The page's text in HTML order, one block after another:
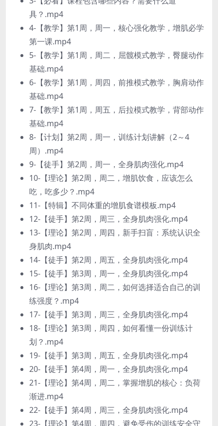
具？.mp4
4-【教学】第1周，周一，核心强化教学，增肌必学
第一课.mp4
5-【教学】第1周，周二，屈髋模式教学，臀腿动作
基础.mp4
6-【教学】第1周，周四，前推模式教学，胸肩动作
基础.mp4
7-【教学】第1周，周五，后拉模式教学，背部动作
基础.mp4
8-【计划】第2周，周一，训练计划讲解（2～4
周）.mp4
9-【徒手】第2周，周一，全身肌肉强化.mp4
10-【理论】第2周，周二，增肌饮食，应该怎么
吃，吃多少？.mp4
11-【特辑】不同体重的增肌食谱模板.mp4
12-【徒手】第2周，周三，全身肌肉强化.mp4
13-【理论】第2周，周四，新手扫盲：系统认识全
身肌肉.mp4
14-【徒手】第2周，周五，全身肌肉强化.mp4
15-【徒手】第3周，周一，全身肌肉强化.mp4
16-【理论】第3周，周二，如何选择适合自己的训
练强度？.mp4
17-【徒手】第3周，周三，全身肌肉强化.mp4
18-【理论】第3周，周四，如何看懂一份训练计
划？.mp4
19-【徒手】第3周，周五，全身肌肉强化.mp4
20-【徒手】第4周，周一，全身肌肉强化.mp4
21-【理论】第4周，周二，掌握增肌的核心：负荷
渐进.mp4
22-【徒手】第4周，周三，全身肌肉强化.mp4
23-【理论】第4周，周四，避免受伤的训练安全守